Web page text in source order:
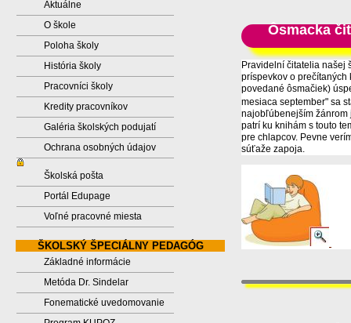
Aktuálne
O škole
Poloha školy
História školy
Pracovníci školy
Kredity pracovníkov
Galéria školských podujatí
Ochrana osobných údajov
Školská pošta
Portál Edupage
Voľné pracovné miesta
ŠKOLSKÝ ŠPECIÁLNY PEDAGÓG
Základné informácie
Metóda Dr. Sindelar
Fonematické uvedomovanie
Ôsmacka
Pravidelní čitatelia našej
príspevkov o
povedané ôsmačiek)
mesiaca september" sa
najobľúbenejším žánrom
patrí ku knihám s touto
pre chlapcov. Pevne
súťaže zapoja.